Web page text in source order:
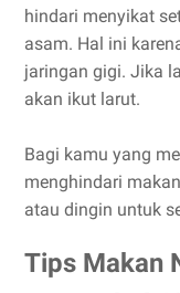
hindari menyikat
asam. Hal ini
jaringan gigi. Jika
akan ikut larut.
Bagi kamu yang
menghindari
atau dingin untuk
Tips Makan